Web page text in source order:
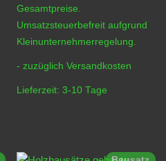
Gesamtpreise.
Umsatzsteuerbefreit aufgrund
Kleinunternehmerregelung.
- zuzüglichVersandkosten
Lieferzeit:3-10 Tage